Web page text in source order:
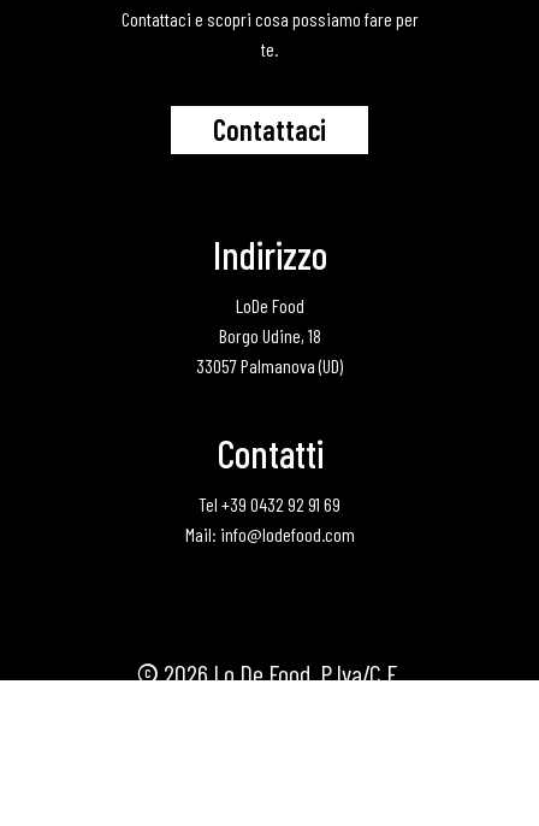
Contattaci e scopri cosa possiamo fare per
te.
Contattaci
Indirizzo
LoDe Food
Borgo Udine, 18
33057 Palmanova (UD)
Contatti
Tel +39 0432 92 91 69
Mail: info@lodefood.com
©2026Lo.De Food. P.Iva/C.F.